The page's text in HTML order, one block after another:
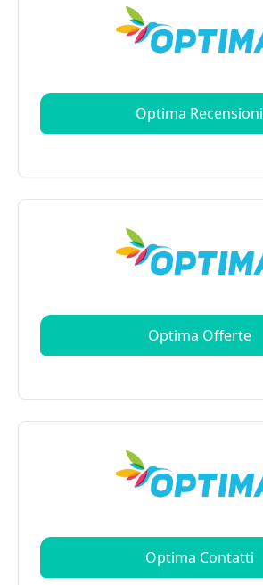
Optima Recensioni
Optima Offerte
Optima Contatti